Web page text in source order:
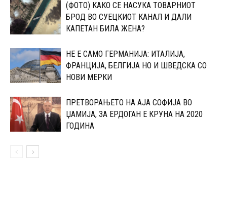
(ФОТО) КАКО СЕ НАСУКА ТОВАРНИОТ
БРОД ВО СУЕЦКИОТ КАНАЛ И ДАЛИ
КАПЕТАН БИЛА ЖЕНА?
НЕ Е САМО ГЕРМАНИЈА: ИТАЛИЈА,
ФРАНЦИЈА, БЕЛГИЈА НО И ШВЕДСКА СО
НОВИ МЕРКИ
ПРЕТВОРАЊЕТО НА АЈА СОФИЈА ВО
ЏАМИЈА, ЗА ЕРДОГАН Е КРУНА НА 2020
ГОДИНА